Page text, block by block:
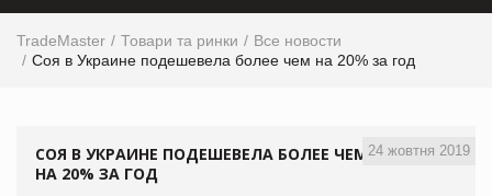
TradeMaster Товари та ринки
Все новости
Соя в Украине подешевела более чем на 20% за год
24 жовтня 2019
СОЯ В УКРАИНЕ ПОДЕШЕВЕЛА БОЛЕЕ ЧЕМ
НА 20% ЗА ГОД